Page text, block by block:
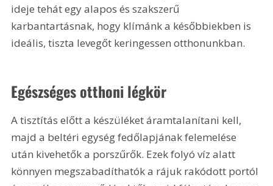
ideje tehát egy alapos és szakszerű
karbantartásnak, hogy klímánk a későbbiekben is
ideális, tiszta levegőt keringessen otthonunkban.
Egészséges otthoni légkör
A tisztítás előtt a készüléket áramtalanítani kell,
majd a beltéri egység fedőlapjának felemelése
után kivehetők a porszűrők. Ezek folyó víz alatt
könnyen megszabadíthatók a rájuk rakódott portól